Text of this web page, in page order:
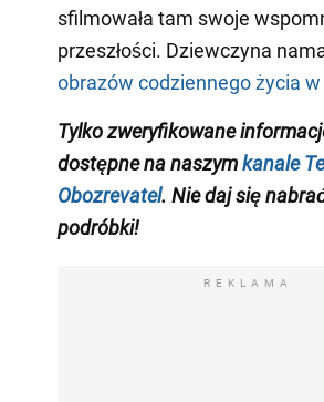
sfilmowała tam swoje
przeszłości. Dziewczyna
obrazów codziennego życia w
Tylko zweryfikowane
dostępne na naszymkanale
Obozrevatel. Nie daj się
podróbki!
REKLAMA